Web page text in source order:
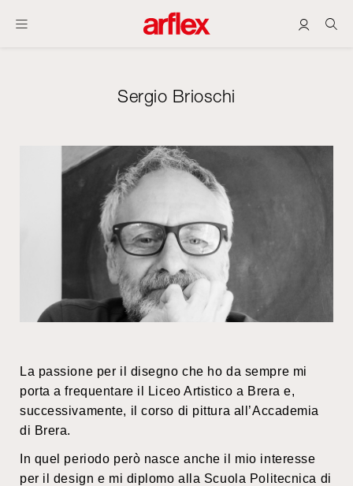
Sergio Brioschi
La passione per il disegno che ho da sempre mi
porta a frequentare il Liceo Artistico a Brera e,
successivamente, il corso di pittura all’Accademia
di Brera.
In quel periodo però nasce anche il mio interesse
per il design e mi diplomo alla Scuola Politecnica di